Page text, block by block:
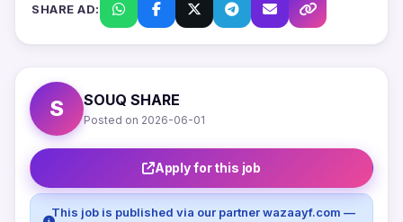
SHARE AD:
S SOUQ SHARE
Posted on 2026-06-01
Apply for this job
This job is published via our partner wazaayf.com —